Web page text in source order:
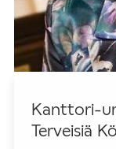
Kanttori-
Terveisiä